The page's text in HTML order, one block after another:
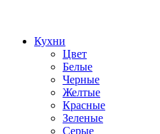
Кухни
Цвет
Белые
Черные
Желтые
Красные
Зеленые
Серые